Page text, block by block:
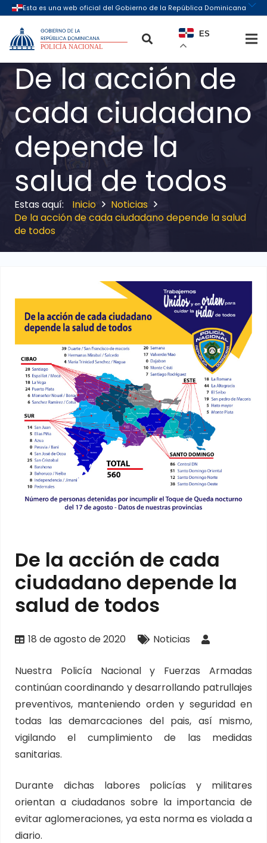
ES
De la acción de
cada ciudadano
depende la
salud de todos
Inicio
Noticias
De la acción de cada ciudadano depende la salud
de todos
De la acción de cada
ciudadano depende la
salud de todos
18 de agosto de 2020 Noticias
Nuestra Policía Nacional y Fuerzas Armadas
continúan coordinando y desarrollando patrullajes
preventivos, manteniendo orden y seguridad en
todas las demarcaciones del pais, así mismo,
vigilando el cumplimiento de las medidas
sanitarias.
Durante dichas labores policías y militares
orientan a ciudadanos sobre la importancia de
evitar aglomeraciones, ya esta norma es violada a
diario.